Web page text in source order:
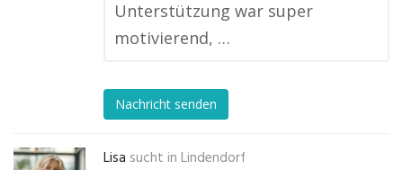
Unterstützung war super
motivierend, …
Nachricht senden
Lisa sucht in Lindendorf